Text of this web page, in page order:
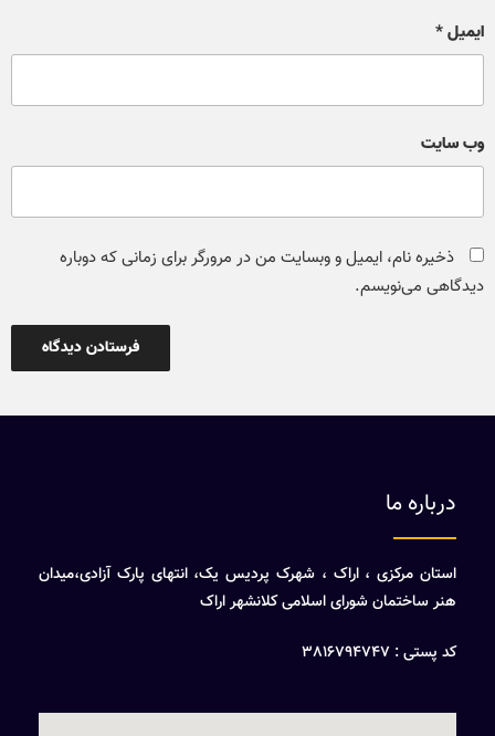
ایمیل*
وب‌ سایت
ذخیره نام، ایمیل و وبسایت من در مرورگر برای زمانی که دوباره
دیدگاهی می‌نویسم.
درباره ما
استان مرکزی ، اراک ، شهرک پردیس یک، انتهای پارک آزادی،میدان
هنر ساختمان شورای اسلامی کلانشهر اراک
کد پستی : 3816794747